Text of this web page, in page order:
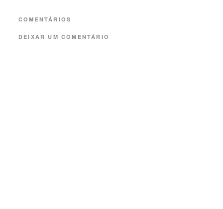
COMENTÁRIOS
DEIXAR UM COMENTÁRIO